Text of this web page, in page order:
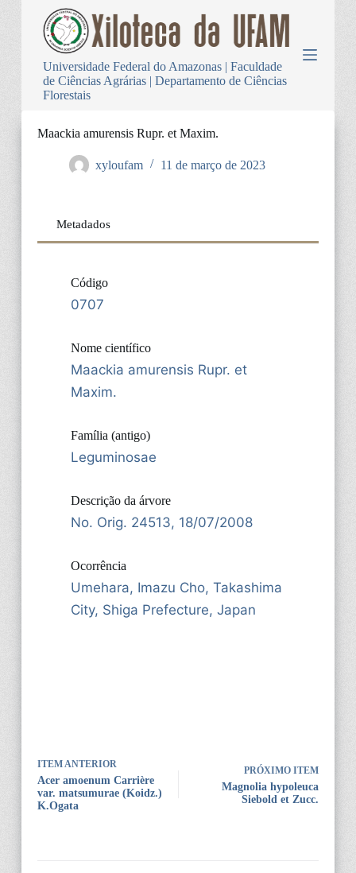
Universidade Federal do Amazonas | Faculdade
de Ciências Agrárias | Departamento de Ciências
Florestais
Maackia amurensis Rupr. et Maxim.
xyloufam 11 de março de 2023
Metadados
Código
0707
Nome científico
Maackia amurensis Rupr. et
Maxim.
Família (antigo)
Leguminosae
Descrição da árvore
No. Orig. 24513, 18/07/2008
Ocorrência
Umehara, Imazu Cho, Takashima
City, Shiga Prefecture, Japan
ITEM ANTERIOR
Acer amoenum Carrière
var. matsumurae (Koidz.)
K.Ogata
PRÓXIMO ITEM
Magnolia hypoleuca
Siebold et Zucc.